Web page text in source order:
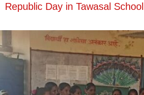
Republic Day in Tawasal School